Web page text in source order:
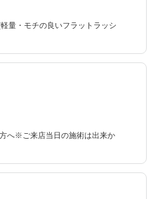
量・モチの良いフラットラッシ
へ※ご来店当日の施術は出来か